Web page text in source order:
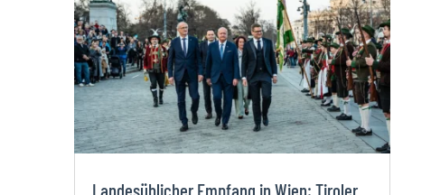
Landesüblicher Empfang in Wien: Tiroler